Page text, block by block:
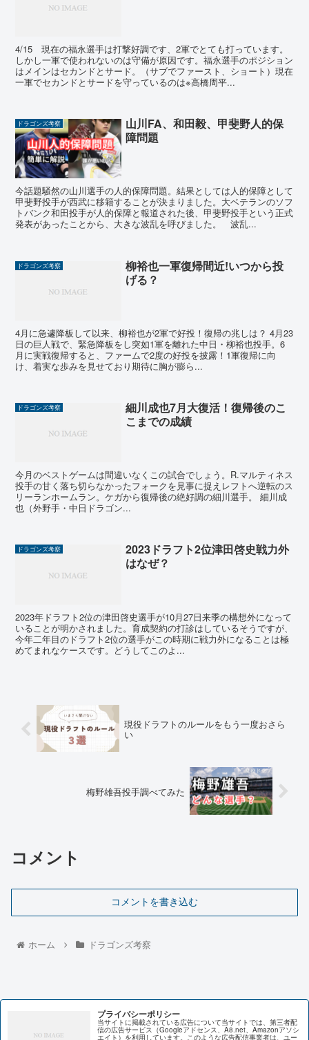
4/15 現在の福永選手は打撃好調です、2軍でとても打っています。
しかし一軍で使われないのは守備が原因です。福永選手のポジション
はメインはセカンドとサード。（サブでファースト、ショート）現在
一軍でセカンドとサードを守っているのは※高橋周平...
ドラゴンズ考察
山川FA、和田毅、甲斐野人的保
障問題
今話題騒然の山川選手の人的保障問題。結果としては人的保障として
甲斐野投手が西武に移籍することが決まりました。大ベテランのソフ
トバンク和田投手が人的保障と報道された後、甲斐野投手という正式
発表があったことから、大きな波乱を呼びました。 波乱...
ドラゴンズ考察
柳裕也一軍復帰間近!いつから投
げる？
4月に急遽降板して以来、柳裕也が2軍で好投！復帰の兆しは？ 4月23
日の巨人戦で、緊急降板をし突如1軍を離れた中日・柳裕也投手。6
月に実戦復帰すると、ファームで2度の好投を披露！1軍復帰に向
け、着実な歩みを見せており期待に胸が膨ら...
ドラゴンズ考察
細川成也7月大復活！復帰後のこ
こまでの成績
今月のベストゲームは間違いなくこの試合でしょう。R.マルティネス
投手の甘く落ち切らなかったフォークを見事に捉えレフトへ逆転のス
リーランホームラン。ケガから復帰後の絶好調の細川選手。 細川成
也（外野手・中日ドラゴン...
ドラゴンズ考察
2023ドラフト2位津田啓史戦力外
はなぜ？
2023年ドラフト2位の津田啓史選手が10月27日来季の構想外になって
いることが明かされました。育成契約の打診はしているそうですが、
今年二年目のドラフト2位の選手がこの時期に戦力外になることは極
めてまれなケースです。どうしてこのよ...
現役ドラフトのルールをもう一度おさら
い
梅野雄吾投手調べてみた
コメント
コメントを書き込む
ホーム ドラゴンズ考察
プライバシーポリシー
当サイトに掲載されている広告について当サイトでは、第三者配
信の広告サービス（Googleアドセンス、A8.net、Amazonアソシ
エイト）を利用しています。このような広告配信事業者は、ユー